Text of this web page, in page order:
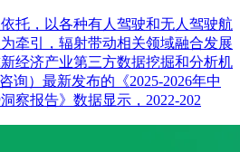
托，以各种有人驾驶和无人驾驶航
牵引，辐射带动相关领域融合发展
经济产业第三方数据挖掘和分析机
询）最新发布的《2025-2026年中
察报告》数据显示，2022-202